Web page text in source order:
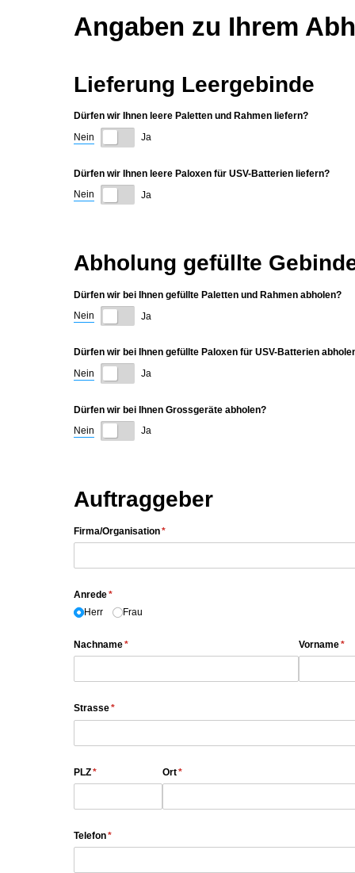
Angaben zu Ihrem
Lieferung Leergebinde
Dürfen wir Ihnen leere Paletten und Rahmen liefern?
Nein
Ja
Dürfen wir Ihnen leere Paloxen für USV-Batterien liefern?
Nein
Ja
Abholung gefüllte
Dürfen wir bei Ihnen gefüllte Paletten und Rahmen abholen?
Nein
Ja
Dürfen wir bei Ihnen gefüllte Paloxen für USV-Batterien
Nein
Ja
Dürfen wir bei Ihnen Grossgeräte abholen?
Nein
Ja
Auftraggeber
Firma/​Organisation*
(erforderlich)
Anrede*
(erforderlich)
Herr
Frau
Nachname*
(erforderlich) Vorname*
Strasse*
(erforderlich)
PLZ*
(erforderlich) Ort*
(erforderlich)
Telefon*
(erforderlich)